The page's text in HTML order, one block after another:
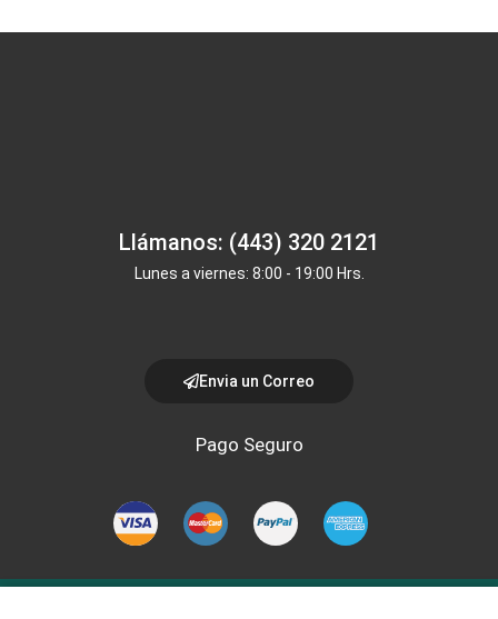
Llámanos: (443) 320 2121
Lunes a viernes: 8:00 - 19:00 Hrs.
Envia un Correo
Pago Seguro